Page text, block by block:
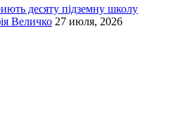
десяту підземну школу
Величко 27 июля, 2026